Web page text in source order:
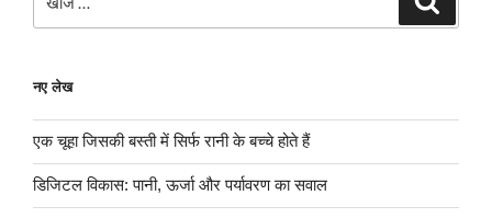
नए लेख
एक चूहा जिसकी बस्ती में सिर्फ रानी के बच्चे होते हैं
डिजिटल विकास: पानी, ऊर्जा और पर्यावरण का सवाल